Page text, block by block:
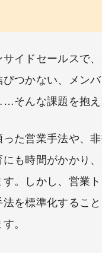
イドセールスで
びつかない、メン
そんな課題を抱え
た営業手法や、
も時間がかかり
。しかし、営業
法を標準化するこ
。